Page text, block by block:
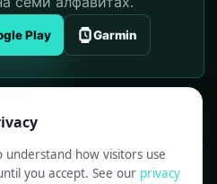
Play Garmin
understand how visitors use
you accept. See our privacy